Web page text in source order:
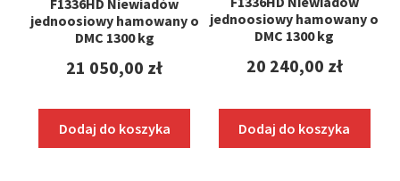
jednoosiowy hamowany o
DMC 1300 kg
21 050,00 zł
Dodaj do koszyka
jednoosiowy hamowany o
DMC 1300 kg
20 240,00 zł
Dodaj do koszyka